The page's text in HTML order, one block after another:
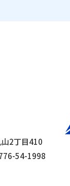
2丁目410
54-1998